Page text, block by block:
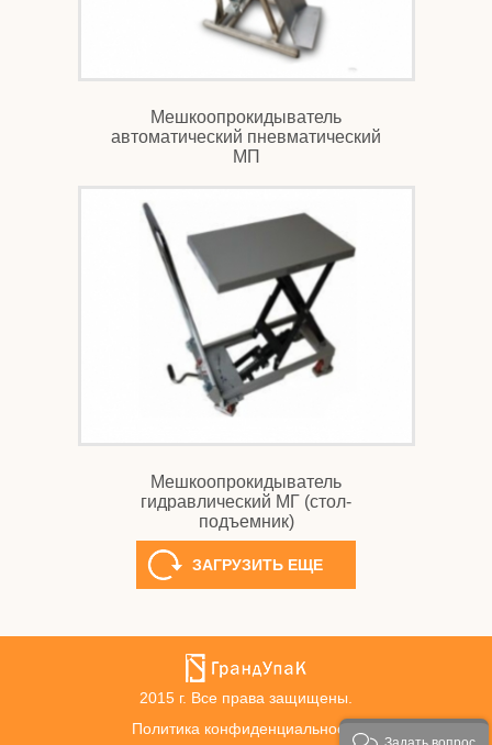
Мешкоопрокидыватель
автоматический пневматический
МП
Мешкоопрокидыватель
гидравлический МГ (стол-
подъемник)
ЗАГРУЗИТЬ ЕЩЕ
2015 г. Все права защищены.
Политика конфиденциальности